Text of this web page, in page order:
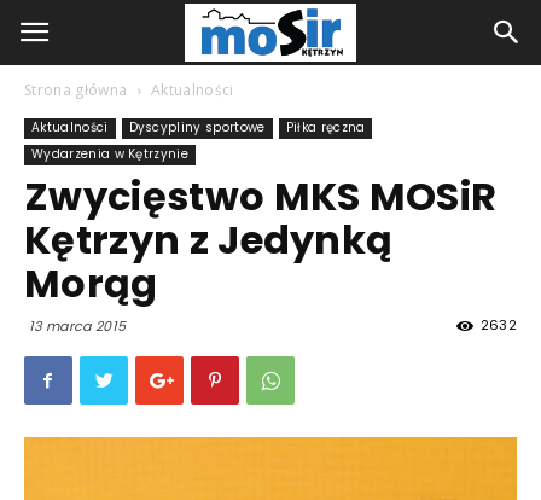
Strona główna Aktualności
Aktualności Dyscypliny sportowe
Piłka ręczna
Wydarzenia w Kętrzynie
Zwycięstwo MKS MOSiR
Kętrzyn z Jedynką
Morąg
13 marca 2015 2632